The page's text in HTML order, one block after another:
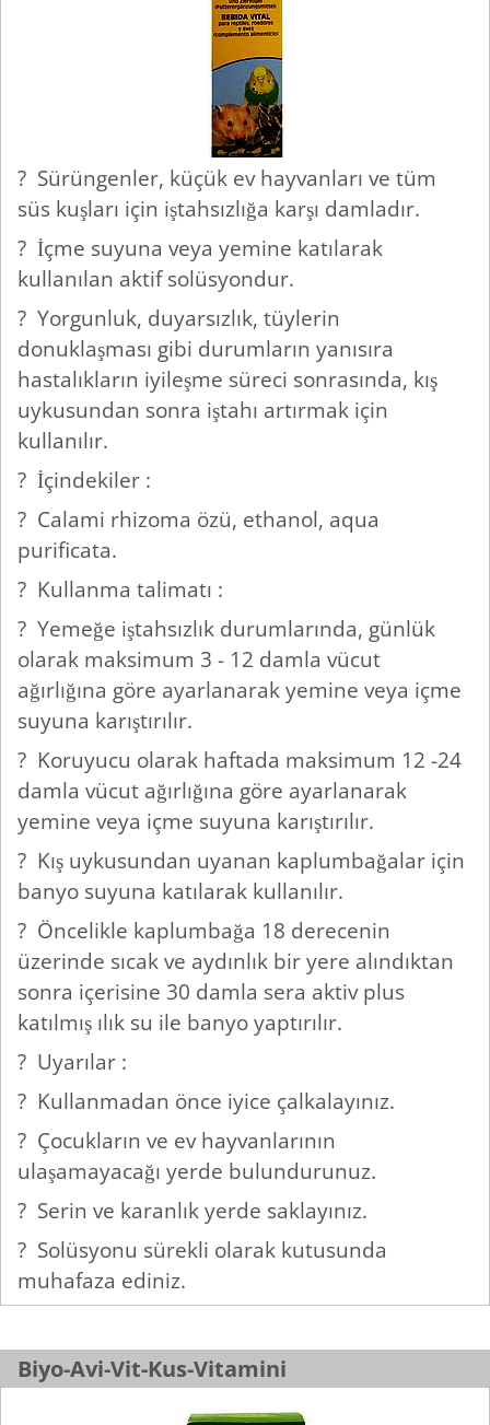
? Sürüngenler, küçük ev hayvanları ve tüm
süs kuşları için iştahsızlığa karşı damladır.
? İçme suyuna veya yemine katılarak
kullanılan aktif solüsyondur.
? Yorgunluk, duyarsızlık, tüylerin
donuklaşması gibi durumların yanısıra
hastalıkların iyileşme süreci sonrasında, kış
uykusundan sonra iştahı artırmak için
kullanılır.
? İçindekiler :
? Calami rhizoma özü, ethanol, aqua
purificata.
? Kullanma talimatı :
? Yemeğe iştahsızlık durumlarında, günlük
olarak maksimum 3 - 12 damla vücut
ağırlığına göre ayarlanarak yemine veya içme
suyuna karıştırılır.
? Koruyucu olarak haftada maksimum 12 -24
damla vücut ağırlığına göre ayarlanarak
yemine veya içme suyuna karıştırılır.
? Kış uykusundan uyanan kaplumbağalar için
banyo suyuna katılarak kullanılır.
? Öncelikle kaplumbağa 18 derecenin
üzerinde sıcak ve aydınlık bir yere alındıktan
sonra içerisine 30 damla sera aktiv plus
katılmış ılık su ile banyo yaptırılır.
? Uyarılar :
? Kullanmadan önce iyice çalkalayınız.
? Çocukların ve ev hayvanlarının
ulaşamayacağı yerde bulundurunuz.
? Serin ve karanlık yerde saklayınız.
? Solüsyonu sürekli olarak kutusunda
muhafaza ediniz.
Biyo-Avi-Vit-Kus-Vitamini